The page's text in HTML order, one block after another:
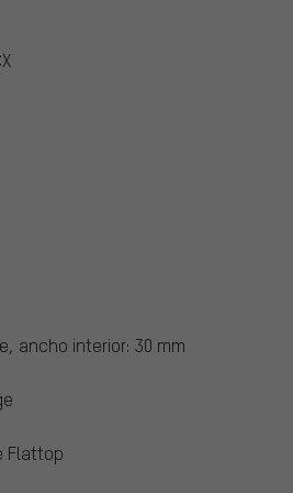
ancho interior: 30 mm
Flattop